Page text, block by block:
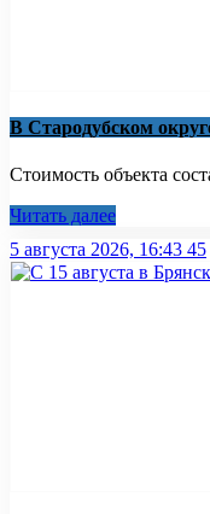
В Стародубском
Стоимость объекта
Читать далее
5 августа 2026, 16:43 45